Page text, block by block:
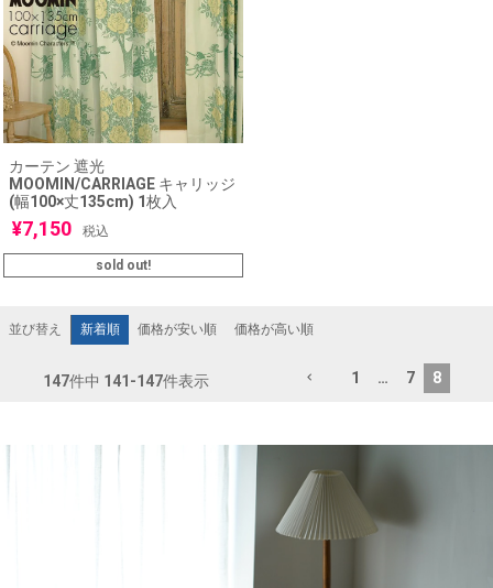
カーテン 遮光
MOOMIN/CARRIAGE キャリッジ
(幅100×丈135cm) 1枚入
¥7,150 税込
sold out!
並び替え 新着順 価格が安い順 価格が高い順
147件中 141 -147件表示 1 … 7 8